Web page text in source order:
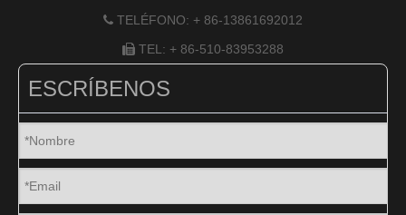
 TELÉFONO: + 86-13861692012
 TEL: + 86-510-83953288
ESCRÍBENOS